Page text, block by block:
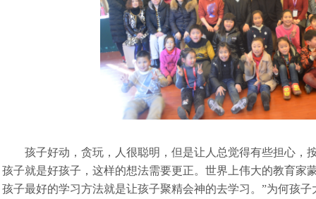
孩子好动，贪玩，人很聪明，但是让人总觉得有些担心，
孩子就是好孩子，这样的想法需要更正。世界上伟大的教育家
孩子最好的学习方法就是让孩子聚精会神的去学习。”为何孩